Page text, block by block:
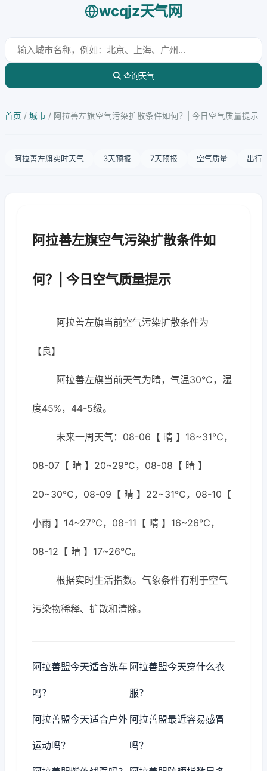
wcqjz天气网
查询天气
首页 / 城市 / 阿拉善左旗空气污染扩散条件如何？| 今日空气质量提示
阿拉善左旗实时天气 3天预报 7天预报 空气质量 出行
阿拉善左旗空气污染扩散条件如
何？| 今日空气质量提示
阿拉善左旗当前空气污染扩散条件为
【良】
阿拉善左旗当前天气为晴，气温30℃，湿
度45%，44-5级。
未来一周天气：08-06【 晴 】18~31℃，
08-07【 晴 】20~29℃，08-08【 晴 】
20~30℃，08-09【 晴 】22~31℃，08-10【
小雨 】14~27℃，08-11【 晴 】16~26℃，
08-12【 晴 】17~26℃。
根据实时生活指数。气象条件有利于空气
污染物稀释、扩散和清除。
阿拉善盟今天适合洗车
吗？
阿拉善盟今天穿什么衣
服？
阿拉善盟今天适合户外
运动吗？
阿拉善盟最近容易感冒
吗？